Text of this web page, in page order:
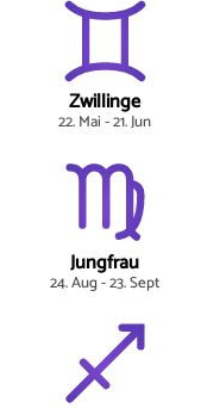
Zwillinge
22. Mai - 21. Jun
Jungfrau
24. Aug - 23. Sept